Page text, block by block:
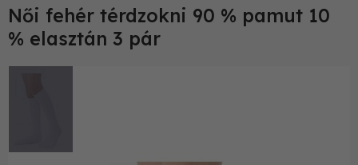
Női fehér térdzokni 90 % pamut 10
% elasztán 3 pár